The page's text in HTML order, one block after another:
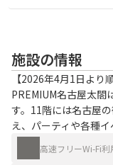
施設の情報
【2026年4月1日より
PREMIUM名古屋太閤
す。11階には名古屋
え、パーティや各種イ
高速フリーWi-Fi利